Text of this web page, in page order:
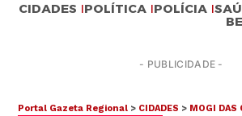
CIDADES POLÍTICA POLÍCIA
- PUBLICIDADE -
Portal Gazeta Regional > CIDADES > MOGI DAS